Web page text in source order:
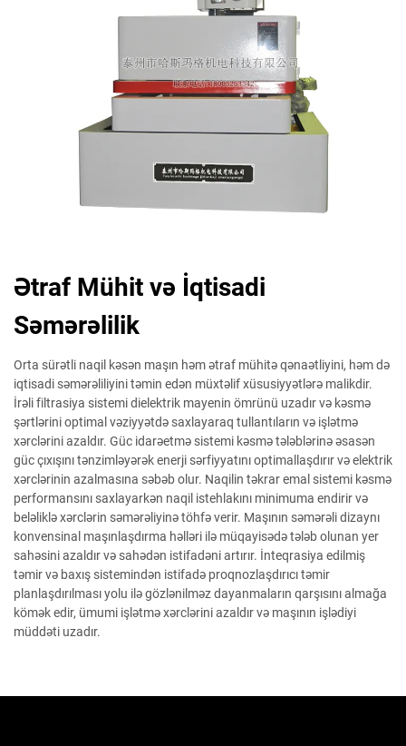
Ətraf Mühit və İqtisadi
Səmərəlilik
Orta sürətli naqil kəsən maşın həm ətraf mühitə qənaətliyini, həm də
iqtisadi səmərəliliyini təmin edən müxtəlif xüsusiyyətlərə malikdir.
İrəli filtrasiya sistemi dielektrik mayenin ömrünü uzadır və kəsmə
şərtlərini optimal vəziyyətdə saxlayaraq tullantıların və işlətmə
xərclərini azaldır. Güc idarəetmə sistemi kəsmə tələblərinə əsasən
güc çıxışını tənzimləyərək enerji sərfiyyatını optimallaşdırır və elektrik
xərclərinin azalmasına səbəb olur. Naqilin təkrar emal sistemi kəsmə
performansını saxlayarkən naqil istehlakını minimuma endirir və
beləliklə xərclərin səmərəliyinə töhfə verir. Maşının səmərəli dizaynı
konvensinal maşınlaşdırma həlləri ilə müqayisədə tələb olunan yer
sahəsini azaldır və sahədən istifadəni artırır. İnteqrasiya edilmiş
təmir və baxış sistemindən istifadə proqnozlaşdırıcı təmir
planlaşdırılması yolu ilə gözlənilməz dayanmaların qarşısını almağa
kömək edir, ümumi işlətmə xərclərini azaldır və maşının işlədiyi
müddəti uzadır.